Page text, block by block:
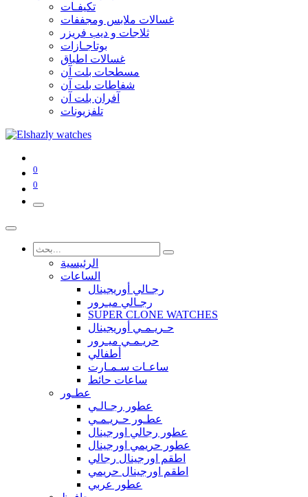
تكيفـات
غسالات ملابس ومجففات
ثلاجات و ديب فريزر
بوتاجـازات
غسالات اطباق
مسطحات بلت آن
شفاطات بلت آن
آفران بلت آن
تلفزيونات
0
0
الرئيسية
الساعات
رجـالي أوريجينال
رجـالي ميـرور
SUPER CLONE WATCHES
حـريـمـي أوريجينال
حريـمـي ميـرور
أطفالي
ساعـات سـمـارت
ساعات حائط
عطـور
عطور رجـالـي
عطـور حـريـمـي
عطور رجالي اورجينال
عطور حريمي اورجينال
اطقم اورجينال رجالي
اطقم اورجينال حريمي
عطور عربي